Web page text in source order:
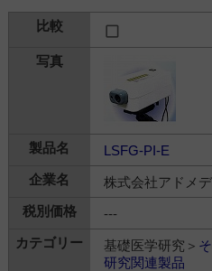
LSFG-PI-E
株式会社アドメ
---
基礎医学研究＞
研究関連製品